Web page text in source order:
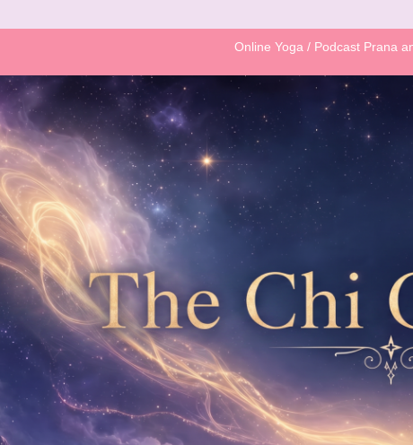
Online Yoga / Podcast Prana